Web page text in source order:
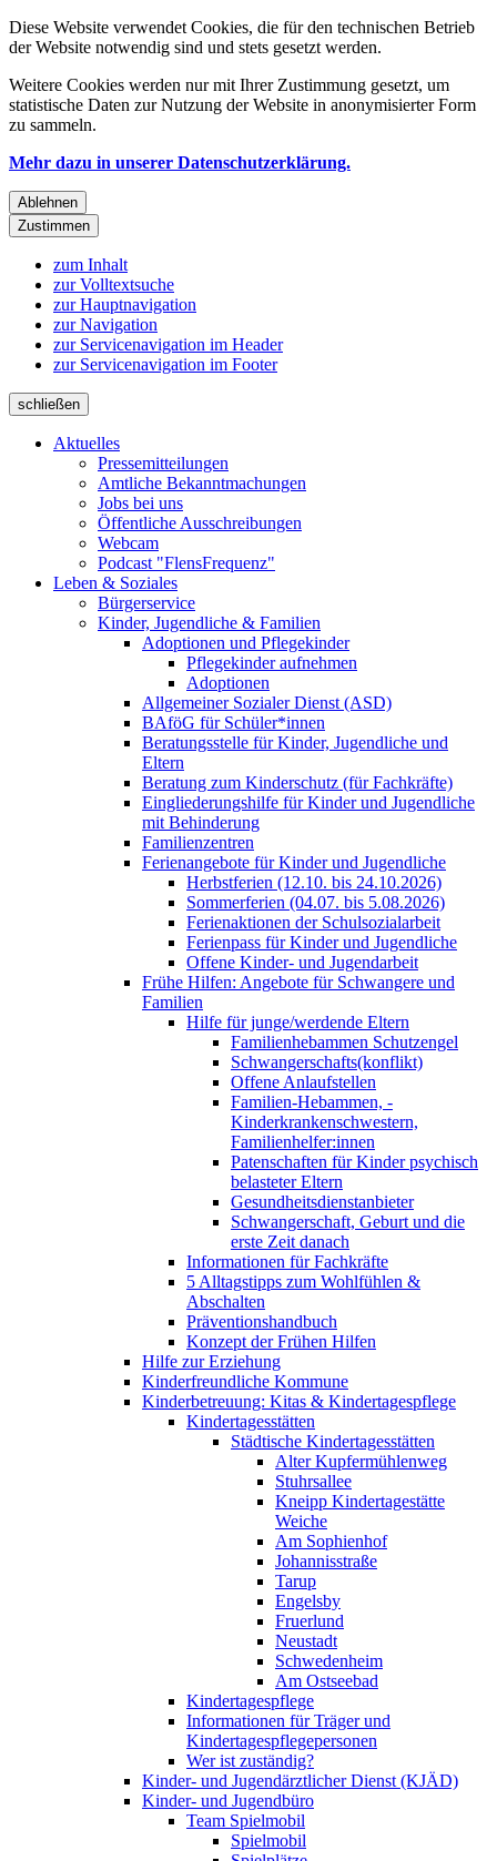
Diese Website verwendet Cookies, die für den technischen Betrieb
der Website notwendig sind und stets gesetzt werden.
Weitere Cookies werden nur mit Ihrer Zustimmung gesetzt, um
statistische Daten zur Nutzung der Website in anonymisierter Form
zu sammeln.
Mehr dazu in unserer Datenschutzerklärung.
Ablehnen
Zustimmen
zum Inhalt
zur Volltextsuche
zur Hauptnavigation
zur Navigation
zur Servicenavigation im Header
zur Servicenavigation im Footer
schließen
Aktuelles
Pressemitteilungen
Amtliche Bekanntmachungen
Jobs bei uns
Öffentliche Ausschreibungen
Webcam
Podcast "FlensFrequenz"
Leben & Soziales
Bürgerservice
Kinder, Jugendliche & Familien
Adoptionen und Pflegekinder
Pflegekinder aufnehmen
Adoptionen
Allgemeiner Sozialer Dienst (ASD)
BAföG für Schüler*innen
Beratungsstelle für Kinder, Jugendliche und
Eltern
Beratung zum Kinderschutz (für Fachkräfte)
Eingliederungshilfe für Kinder und Jugendliche
mit Behinderung
Familienzentren
Ferienangebote für Kinder und Jugendliche
Herbstferien (12.10. bis 24.10.2026)
Sommerferien (04.07. bis 5.08.2026)
Ferienaktionen der Schulsozialarbeit
Ferienpass für Kinder und Jugendliche
Offene Kinder- und Jugendarbeit
Frühe Hilfen: Angebote für Schwangere und
Familien
Hilfe für junge/werdende Eltern
Familienhebammen Schutzengel
Schwangerschafts(konflikt)
Offene Anlaufstellen
Familien-Hebammen, -
Kinderkrankenschwestern,
Familienhelfer:innen
Patenschaften für Kinder psychisch
belasteter Eltern
Gesundheitsdienstanbieter
Schwangerschaft, Geburt und die
erste Zeit danach
Informationen für Fachkräfte
5 Alltagstipps zum Wohlfühlen &
Abschalten
Präventionshandbuch
Konzept der Frühen Hilfen
Hilfe zur Erziehung
Kinderfreundliche Kommune
Kinderbetreuung: Kitas & Kindertagespflege
Kindertagesstätten
Städtische Kindertagesstätten
Alter Kupfermühlenweg
Stuhrsallee
Kneipp Kindertagestätte
Weiche
Am Sophienhof
Johannisstraße
Tarup
Engelsby
Fruerlund
Neustadt
Schwedenheim
Am Ostseebad
Kindertagespflege
Informationen für Träger und
Kindertagespflegepersonen
Wer ist zuständig?
Kinder- und Jugendärztlicher Dienst (KJÄD)
Kinder- und Jugendbüro
Team Spielmobil
Spielmobil